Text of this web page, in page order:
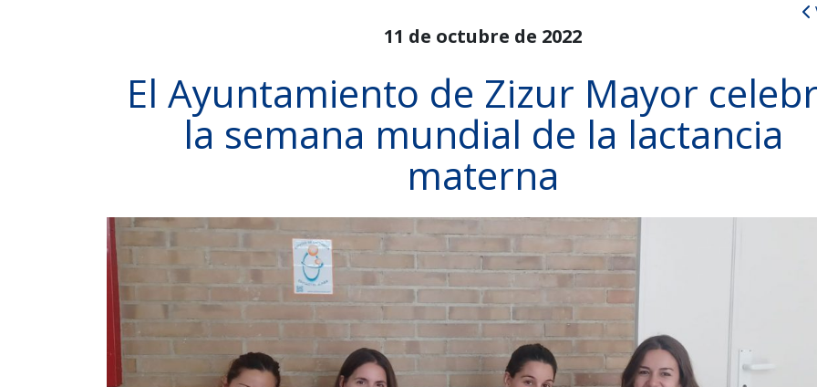
11 de octubre de 2022
El Ayuntamiento de Zizur Mayor
la semana mundial de la lactancia
materna